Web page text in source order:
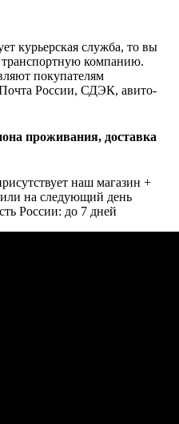
курьерская служба, то вы
транспортную компанию.
покупателям
России, СДЭК, авито-
проживания, доставка
наш магазин +
или на следующий день
России: до 7 дней